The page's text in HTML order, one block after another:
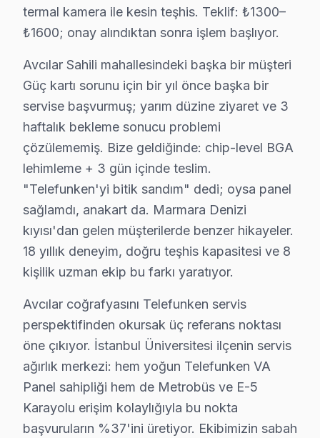
• Sigortalı taşıma (gerekirse)
Avcılar'da Telefunken televizyon ünitesi için fiyat
Avcılar Telefunken Teknisyen Ekibi – BGA ve
Doğru teşhis ve kalıcı çözüm, deneyimli teknisyenle
Teknisyen yetkinliklerimiz:
• Avcılar'de ortalama 10+ yıl sektör deneyimi
• Telefunken özel sertifika ve eğitimler
• Avcılar servisimizde güncel teknoloji ve arıza
• Avcılar'de müşteri memnuniyeti odaklı yaklaşım
• Temiz ve düzenli çalışma prensibi
TV'niz Avcılar'da profesyonel ellerde — kalıcı onarım
Televizyon arızalarının büyük kısmı ihmal edilen
Bakım işlemlerimiz:
• Avcılar'de panel ve LED backlight kontrolü
• Soğutma fanı temizliği ve termal macun yenileme —
• Avcılar'de anakart kapasitör ve kondansatör
• HDMI port ve bağlantı noktası temizliği — Avcılar
termal kamera ile kesin teşhis. Teklif: ₺1300–
₺1600; onay alındıktan sonra işlem başlıyor.
Avcılar Sahili mahallesindeki başka bir müşteri
Güç kartı sorunu için bir yıl önce başka bir
servise başvurmuş; yarım düzine ziyaret ve 3
haftalık bekleme sonucu problemi
çözülememiş. Bize geldiğinde: chip-level BGA
lehimleme + 3 gün içinde teslim.
"Telefunken'yi bitik sandım" dedi; oysa panel
sağlamdı, anakart da. Marmara Denizi
kıyısı'dan gelen müşterilerde benzer hikayeler.
18 yıllık deneyim, doğru teşhis kapasitesi ve 8
kişilik uzman ekip bu farkı yaratıyor.
Avcılar coğrafyasını Telefunken servis
perspektifinden okursak üç referans noktası
öne çıkıyor. İstanbul Üniversitesi ilçenin servis
ağırlık merkezi: hem yoğun Telefunken VA
Panel sahipliği hem de Metrobüs ve E-5
Karayolu erişim kolaylığıyla bu nokta
başvuruların %37'ini üretiyor. Ekibimizin sabah